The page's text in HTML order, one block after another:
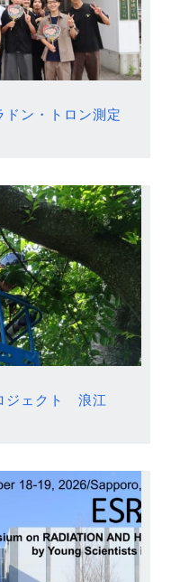
ドン・トロン測定
ジェクト 浪江